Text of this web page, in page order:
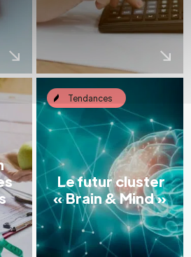
Tendances
Le futur cluster
« Brain & Mind »